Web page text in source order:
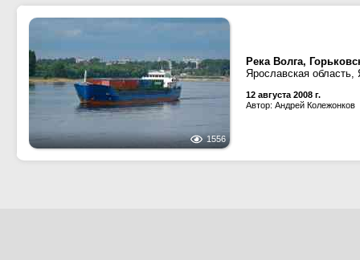
1556
Река Волга,
Ярославская область,
12 августа 2008 г.
Автор: Андрей Колежонков